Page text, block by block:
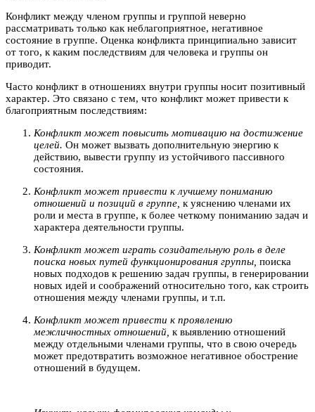
Конфликт между членом группы и группой неверно
рассматривать только как неблагоприятное, негативное
состояние в группе. Оценка конфликта принципиально зависит
от того, к каким последствиям для человека и группы он
приводит.
Часто конфликт в отношениях внутри группы носит позитивный
характер. Это связано с тем, что конфликт может привести к
благоприятным последствиям:
Конфликт может повысить мотивацию на достижение
целей. Он может вызвать дополнительную энергию к
действию, вывести группу из устойчивого пассивного
состояния.
Конфликт может привести к лучшему пониманию
отношений и позиций в группе, к уяснению членами их
роли и места в группе, к более четкому пониманию задач и
характера деятельности группы.
Конфликт может играть созидательную роль в деле
поиска новых путей функционирования группы, поиска
новых подходов к решению задач группы, в генерировании
новых идей и соображений относительно того, как строить
отношения между членами группы, и т.п.
Конфликт может привести к проявлению
межличностных отношений, к выявлению отношений
между отдельными членами группы, что в свою очередь
может предотвратить возможное негативное обострение
отношений в будущем.